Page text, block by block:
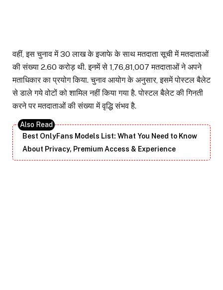
वहीं, इस चुनाव में 30 लाख के इजाफे के साथ मतदाता सूची में मतदाताओं
की संख्या 2.60 करोड़ थी. इनमें से 1,76,81,007 मतदाताओं ने अपने
मताधिकार का प्रयोग किया. चुनाव आयोग के अनुसार, इसमें पोस्टल बैलेट
से डाले गये वोटों को शामिल नहीं किया गया है. पोस्टल बैलेट की गिनती
करने पर मतदाताओं की संख्या में वृद्धि संभव है.
Best OnlyFans Models List: What You Need to Know
About Privacy, Premium Access & Experience